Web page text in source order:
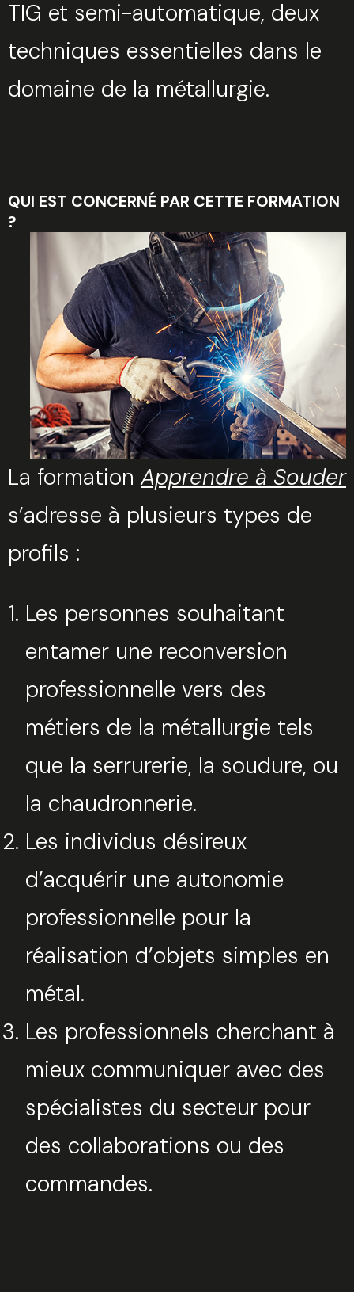
TIG et semi-automatique, deux
techniques essentielles dans le
domaine de la métallurgie.
QUI EST CONCERNÉ PAR CETTE FORMATION
?
La formation Apprendre à Souder
s’adresse à plusieurs types de
profils :
Les personnes souhaitant
entamer une reconversion
professionnelle vers des
métiers de la métallurgie tels
que la serrurerie, la soudure, ou
la chaudronnerie.
Les individus désireux
d’acquérir une autonomie
professionnelle pour la
réalisation d’objets simples en
métal.
Les professionnels cherchant à
mieux communiquer avec des
spécialistes du secteur pour
des collaborations ou des
commandes.